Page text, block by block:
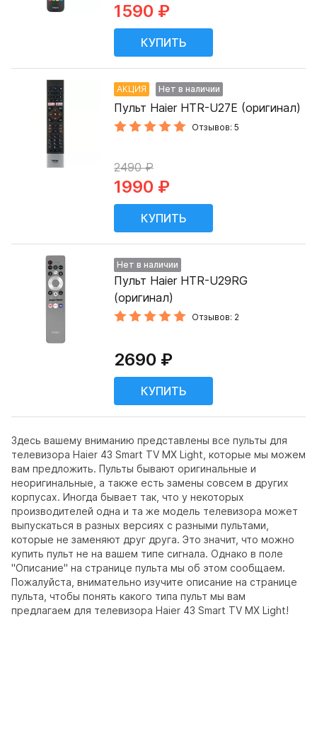
Здесь вашему вниманию представлены все пульты для
телевизора Haier 43 Smart TV MX Light, которые мы можем
вам предложить. Пульты бывают оригинальные и
неоригинальные, а также есть замены совсем в других
корпусах. Иногда бывает так, что у некоторых
производителей одна и та же модель телевизора может
выпускаться в разных версиях с разными пультами,
которые не заменяют друг друга. Это значит, что можно
купить пульт не на вашем типе сигнала. Однако в поле
"Описание" на странице пульта мы об этом сообщаем.
Пожалуйста, внимательно изучите описание на странице
пульта, чтобы понять какого типа пульт мы вам
предлагаем для телевизора Haier 43 Smart TV MX Light!
1590 ₽
АКЦИЯ Нет в наличии
Пульт Haier HTR-U27E (оригинал)
Отзывов: 5
2490 ₽
1990 ₽
Нет в наличии
Пульт Haier HTR-U29RG
(оригинал)
Отзывов: 2
2690 ₽